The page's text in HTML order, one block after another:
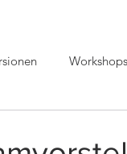
Workshops
Projektpartner